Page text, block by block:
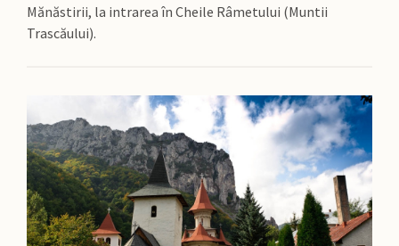
Mănăstirii, la intrarea în Cheile Râmetului (Muntii
Trascăului).